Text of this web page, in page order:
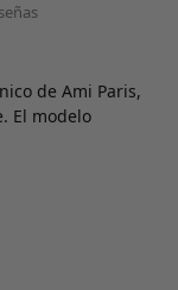
de Ami Paris,
El modelo